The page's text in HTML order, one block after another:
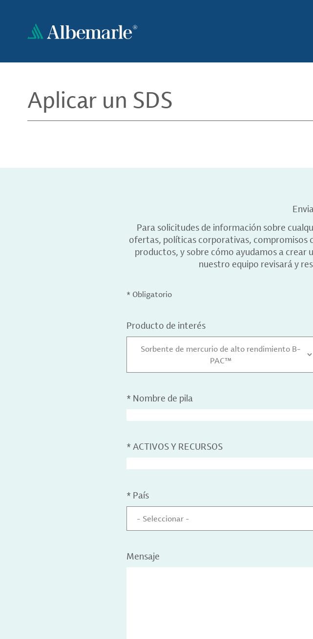
contenido
principal
Aplicar un SDS
Para solicitudes de información sobre
ofertas, políticas corporativas, compromisos
productos, y sobre cómo ayudamos a crear
nuestro equipo revisará y
* Obligatorio
Producto de interés
Sorbente de mercurio de alto rendimiento B-
PAC™
* Nombre de pila
*ACTIVOS Y RECURSOS
* País
- Seleccionar -
Mensaje